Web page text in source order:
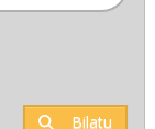
Bilatu